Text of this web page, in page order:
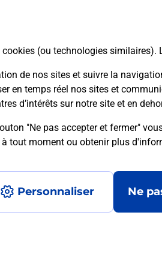
(ou technologies similaires).
de nos sites et suivre la
en temps réel nos sites et
d’intérêts sur notre site et en
"Ne pas accepter et fermer"
tout moment ou obtenir plus
Personnaliser Ne
plus
posées
chez un e-